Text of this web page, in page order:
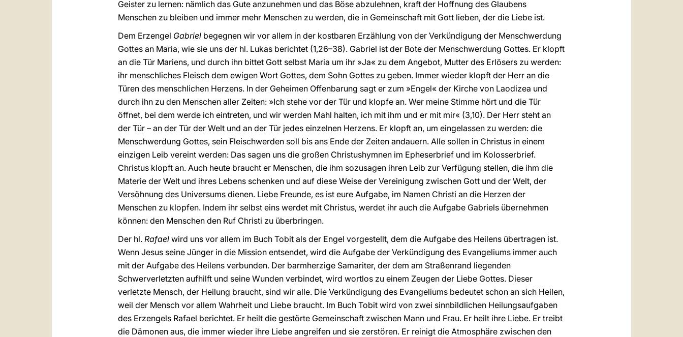
Geister zu lernen: nämlich das Gute anzunehmen und das Böse abzulehnen, kraft der Hoffnung des Glaubens
Menschen zu bleiben und immer mehr Menschen zu werden, die in Gemeinschaft mit Gott lieben, der die Liebe ist.
Dem Erzengel Gabriel begegnen wir vor allem in der kostbaren Erzählung von der Verkündigung der Menschwerdung
Gottes an Maria, wie sie uns der hl. Lukas berichtet (1,26–38). Gabriel ist der Bote der Menschwerdung Gottes. Er klopft
an die Tür Mariens, und durch ihn bittet Gott selbst Maria um ihr »Ja« zu dem Angebot, Mutter des Erlösers zu werden:
ihr menschliches Fleisch dem ewigen Wort Gottes, dem Sohn Gottes zu geben. Immer wieder klopft der Herr an die
Türen des menschlichen Herzens. In der Geheimen Offenbarung sagt er zum »Engel« der Kirche von Laodizea und
durch ihn zu den Menschen aller Zeiten: »Ich stehe vor der Tür und klopfe an. Wer meine Stimme hört und die Tür
öffnet, bei dem werde ich eintreten, und wir werden Mahl halten, ich mit ihm und er mit mir« (3,10). Der Herr steht an
der Tür – an der Tür der Welt und an der Tür jedes einzelnen Herzens. Er klopft an, um eingelassen zu werden: die
Menschwerdung Gottes, sein Fleischwerden soll bis ans Ende der Zeiten andauern. Alle sollen in Christus in einem
einzigen Leib vereint werden: Das sagen uns die großen Christushymnen im Epheserbrief und im Kolosserbrief.
Christus klopft an. Auch heute braucht er Menschen, die ihm sozusagen ihren Leib zur Verfügung stellen, die ihm die
Materie der Welt und ihres Lebens schenken und auf diese Weise der Vereinigung zwischen Gott und der Welt, der
Versöhnung des Universums dienen. Liebe Freunde, es ist eure Aufgabe, im Namen Christi an die Herzen der
Menschen zu klopfen. Indem ihr selbst eins werdet mit Christus, werdet ihr auch die Aufgabe Gabriels übernehmen
können: den Menschen den Ruf Christi zu überbringen.
Der hl. Rafael wird uns vor allem im Buch Tobit als der Engel vorgestellt, dem die Aufgabe des Heilens übertragen ist.
Wenn Jesus seine Jünger in die Mission entsendet, wird die Aufgabe der Verkündigung des Evangeliums immer auch
mit der Aufgabe des Heilens verbunden. Der barmherzige Samariter, der dem am Straßenrand liegenden
Schwerverletzten aufhilft und seine Wunden verbindet, wird wortlos zu einem Zeugen der Liebe Gottes. Dieser
verletzte Mensch, der Heilung braucht, sind wir alle. Die Verkündigung des Evangeliums bedeutet schon an sich Heilen,
weil der Mensch vor allem Wahrheit und Liebe braucht. Im Buch Tobit wird von zwei sinnbildlichen Heilungsaufgaben
des Erzengels Rafael berichtet. Er heilt die gestörte Gemeinschaft zwischen Mann und Frau. Er heilt ihre Liebe. Er treibt
die Dämonen aus, die immer wieder ihre Liebe angreifen und sie zerstören. Er reinigt die Atmosphäre zwischen den